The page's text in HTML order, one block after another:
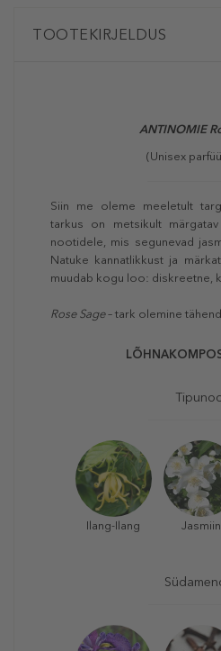
TOOTEKIRJELDUS
ANTINOMIE
(Unisex
Siin me oleme meeletult
tarkus on metsikult
nootidele, mis segunevad
Natuke kannatlikkust ja
muudab kogu loo: diskreetne,
Rose Sage– tark olemine
Ilang-Ilang Jasmiin